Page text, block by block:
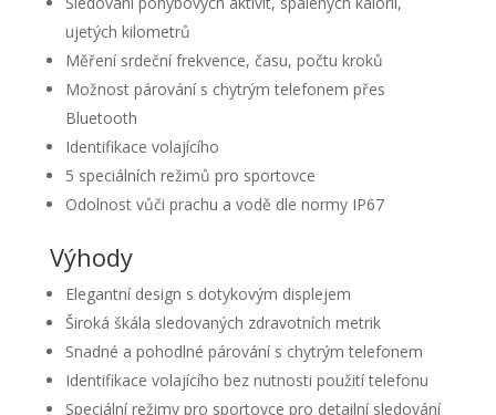
ujetých kilometrů
Měření srdeční frekvence, času, počtu kroků
Možnost párování s chytrým telefonem přes
Bluetooth
Identifikace volajícího
5 speciálních režimů pro sportovce
Odolnost vůči prachu a vodě dle normy IP67
Výhody
Elegantní design s dotykovým displejem
Široká škála sledovaných zdravotních metrik
Snadné a pohodlné párování s chytrým telefonem
Identifikace volajícího bez nutnosti použití telefonu
Speciální režimy pro sportovce pro detailní sledování